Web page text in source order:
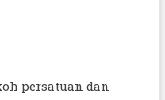
persatuan dan